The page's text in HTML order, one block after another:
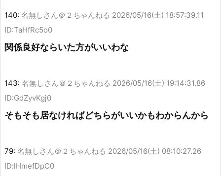
140: 名無しさん＠２ちゃんねる 2026/05/16(土) 18:57:39.11
ID:TaHfRc5o0
関係良好ならいた方がいいわな
143: 名無しさん＠２ちゃんねる 2026/05/16(土) 19:14:31.86
ID:GdZyvKgj0
そもそも居なければどちらがいいかもわからんから
79: 名無しさん＠２ちゃんねる 2026/05/16(土) 08:10:27.26
ID:lHmefDpC0